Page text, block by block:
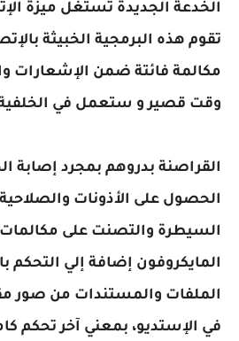
الخدعة الجديدة تستغل ميزة
تقوم هذه البرمجية الخبيثة
مكالمة فائتة ضمن الإشعارات
وقت قصير و ستعمل في
القراصنة بدروهم بمجرد إصابة
الحصول على الأذونات
السيطرة والتصنت على
المايكروفون إضافة إلي التحكم
الملفات والمستندات من صور
في الإستديو، بمعني آخر تحكم